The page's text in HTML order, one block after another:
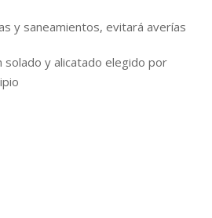
y saneamientos, evitará averías
solado y alicatado elegido por